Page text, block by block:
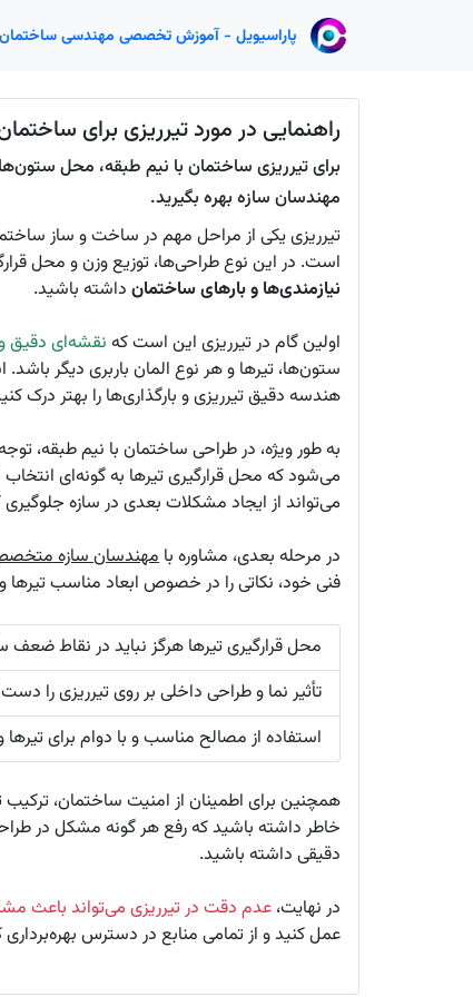
پاراسیویل - آموزش تخصصی مهندسی ساختمان
راهنمایی در مورد تیرریزی برای
برای تیرریزی ساختمان با نیم طبقه، محل
مهندسان سازه بهره بگیرید.
تیرریزی یکی از مراحل مهم در ساخت و ساز
است. در این نوع طراحی‌ها، توزیع وزن و محل
نیازمندی‌ها و بارهای ساختمان داشته باشید.
اولین گام در تیرریزی این است که نقشه‌ای
ستون‌ها، تیرها و هر نوع المان باربری دیگر
هندسه دقیق تیرریزی و بارگذاری‌ها را بهتر درک
به طور ویژه، در طراحی ساختمان با نیم طبقه،
می‌شود که محل قرارگیری تیرها به گونه‌ای
می‌تواند از ایجاد مشکلات بعدی در سازه جلوگیری
در مرحله بعدی، مشاوره با مهندسان سازه
فنی خود، نکاتی را در خصوص ابعاد مناسب تیرها
محل قرارگیری تیرها هرگز نباید در نقاط ضعف
تأثیر نما و طراحی داخلی بر روی تیرریزی را
استفاده از مصالح مناسب و با دوام برای
همچنین برای اطمینان از امنیت ساختمان، ترکیب
دقیقی داشته باشید.
در نهایت، عدم دقت در تیرریزی می‌تواند باعث
عمل کنید و از تمامی منابع در دسترس